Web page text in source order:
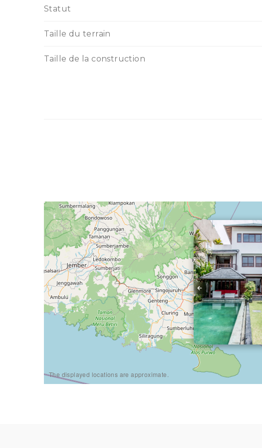
Statut
Taille du terrain
Taille de la construction
The displayed locations are approximate.